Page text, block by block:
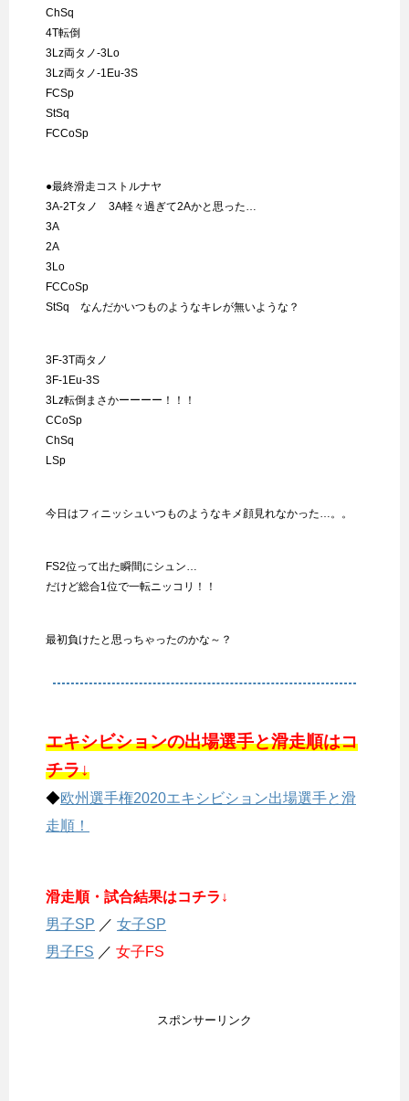
ChSq
4T転倒
3Lz両タノ-3Lo
3Lz両タノ-1Eu-3S
FCSp
StSq
FCCoSp
●最終滑走コストルナヤ
3A-2Tタノ 3A軽々過ぎて2Aかと思った…
3A
2A
3Lo
FCCoSp
StSq なんだかいつものようなキレが無いような？
3F-3T両タノ
3F-1Eu-3S
3Lz転倒まさかーーーー！！！
CCoSp
ChSq
LSp
今日はフィニッシュいつものようなキメ顔見れなかった…。。
FS2位って出た瞬間にシュン…
だけど総合1位で一転ニッコリ！！
最初負けたと思っちゃったのかな～？
エキシビションの出場選手と滑走順はコ
チラ↓
◆欧州選手権2020エキシビション出場選手と滑
走順！
滑走順・試合結果はコチラ↓
男子SP ／ 女子SP
男子FS ／ 女子FS
スポンサーリンク